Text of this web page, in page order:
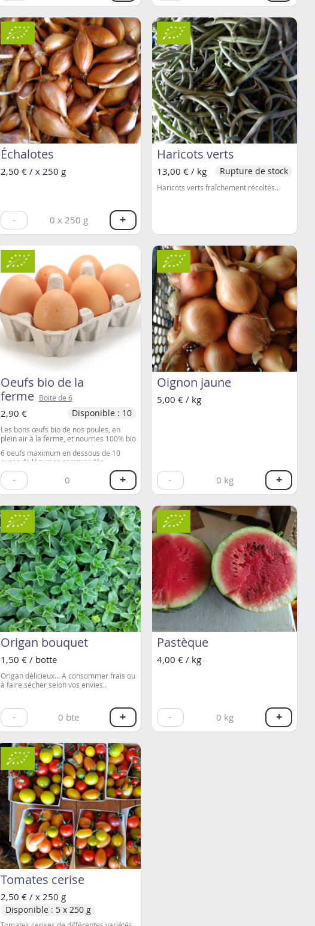
Échalotes
2,50 € / x 250 g
- 0 x 250 g +
Haricots verts
13,00 € / kg Rupture de stock
Haricots verts fraîchement récoltés..
Oeufs bio de la
ferme Boite de 6
2,90 € Disponible : 10
Les bons œufs bio de nos poules, en
plein air à la ferme, et nourries 100% bio
6 oeufs maximum en dessous de 10
euros de légumes commandés.
A partir de 10 euros de légumes
commandés, oeufs à volonté !
- 0 +
Oignon jaune
5,00 € / kg
- 0 kg +
Origan bouquet
1,50 € / botte
Origan délicieux... A consommer frais ou
à faire sécher selon vos envies..
- 0 bte +
Pastèque
4,00 € / kg
- 0 kg +
Tomates cerise
2,50 € / x 250 g
Disponible : 5 x 250 g